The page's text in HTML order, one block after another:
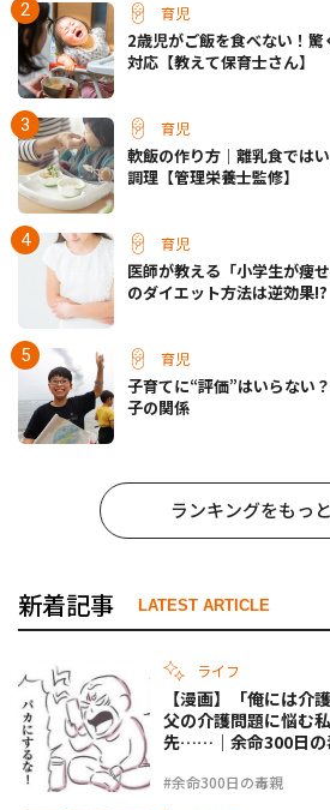
育児
2歳児がご飯を食べない！
対応【教えて保育士さん】
育児
軟飯の作り方｜離乳食では
調理【管理栄養士監修】
育児
医師が教える「小学生が痩
のダイエット方法は逆効果!?
育児
子育てに“評価”はいらない
子の関係
ランキングをもっ
新着記事 LATEST ARTICLE
ライフ
#余命300日の毒親
【漫画】「俺には介
父の介護問題に悩む
先……｜余命300日の